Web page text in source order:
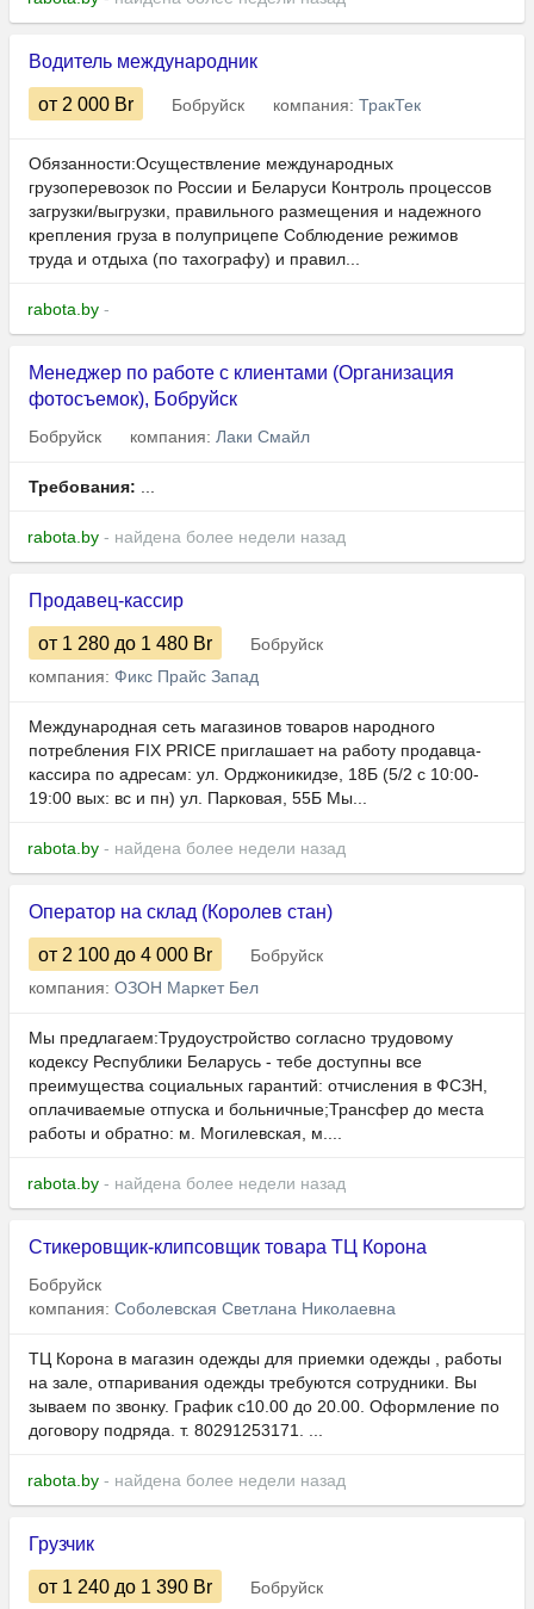
Водитель международник
от 2 000 Br Бобруйск компания: ТракТек
Обязанности:Осуществление международных
грузоперевозок по России и Беларуси Контроль процессов
загрузки/выгрузки, правильного размещения и надежного
крепления груза в полуприцепе Соблюдение режимов
труда и отдыха (по тахографу) и правил...
rabota.by -
Менеджер по работе с клиентами (Организация
фотосъемок), Бобруйск
Бобруйск компания: Лаки Смайл
Требования: ...
rabota.by - найдена более недели назад
Продавец-кассир
от 1 280 до 1 480 Br
Бобруйск
компания: Фикс Прайс Запад
Международная сеть магазинов товаров народного
потребления FIX PRICE приглашает на работу продавца-
кассира по адресам: ул. Орджоникидзе, 18Б (5/2 с 10:00-
19:00 вых: вс и пн) ул. Парковая, 55Б Мы...
rabota.by - найдена более недели назад
Оператор на склад (Королев стан)
от 2 100 до 4 000 Br
Бобруйск
компания: ОЗОН Маркет Бел
Мы предлагаем:Трудоустройство согласно трудовому
кодексу Республики Беларусь - тебе доступны все
преимущества социальных гарантий: отчисления в ФСЗН,
оплачиваемые отпуска и больничные;Трансфер до места
работы и обратно: м. Могилевская, м....
rabota.by - найдена более недели назад
Стикеровщик-клипсовщик товара ТЦ Корона
Бобруйск
компания: Соболевская Светлана Николаевна
ТЦ Корона в магазин одежды для приемки одежды , работы
на зале, отпаривания одежды треб​​​​​​​уются сотрудники​​​​​​​. ​​​​​​​Вы​​​​​​​
зываем по звонку. График с10.00 до 20.00. Оформление по
договору подряда. т. 80291253171. ...
rabota.by - найдена более недели назад
Грузчик
от 1 240 до 1 390 Br
Бобруйск